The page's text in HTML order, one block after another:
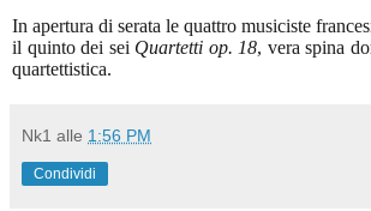
In apertura di serata le quattro musiciste
il quinto dei sei Quartetti op. 18, vera spina
quartettistica.
Nk1 alle 1:56 PM
Condividi